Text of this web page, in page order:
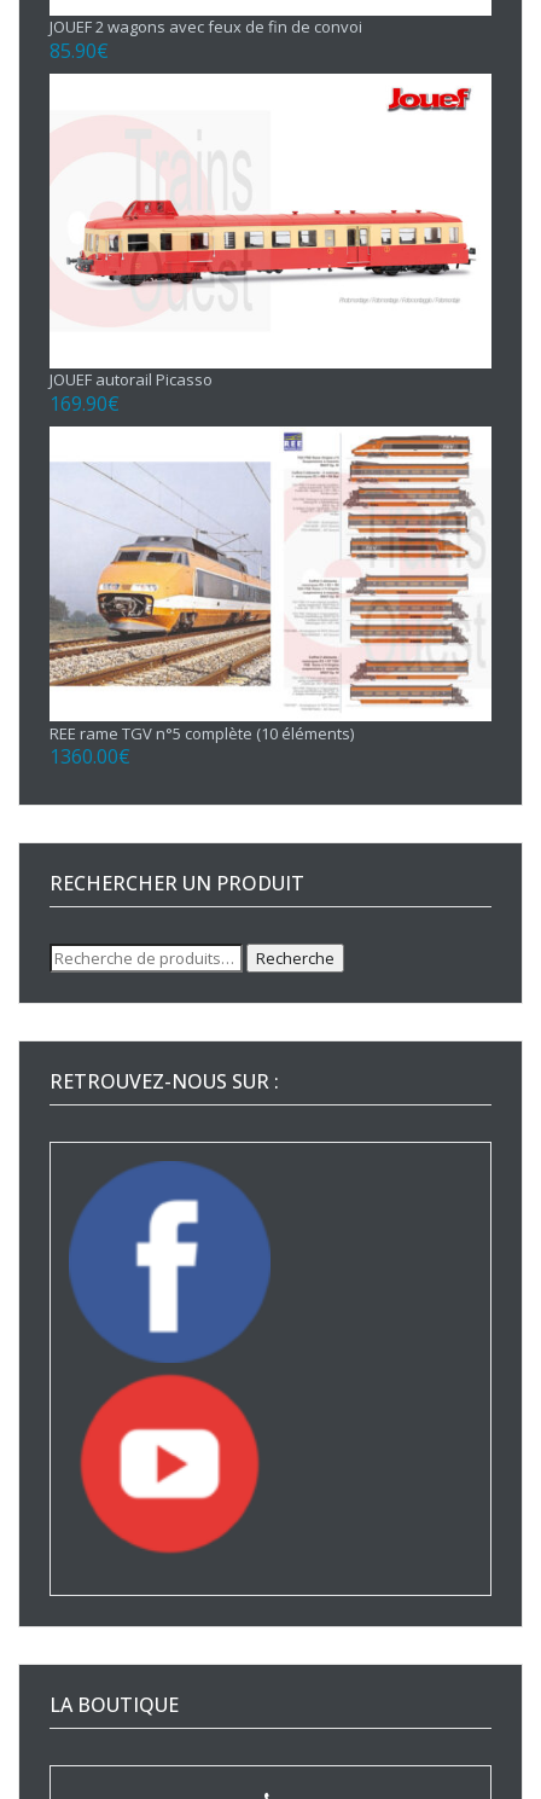
JOUEF 2 wagons avec feux de fin de convoi
85.90€
JOUEF autorail Picasso
169.90€
REE rame TGV n°5 complète (10 éléments)
1360.00€
RECHERCHER UN PRODUIT
Recherche
pour :
Recherche
RETROUVEZ-NOUS SUR :
LA BOUTIQUE